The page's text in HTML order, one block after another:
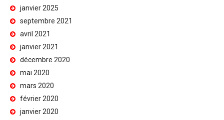
janvier 2025
septembre 2021
avril 2021
janvier 2021
décembre 2020
mai 2020
mars 2020
février 2020
janvier 2020